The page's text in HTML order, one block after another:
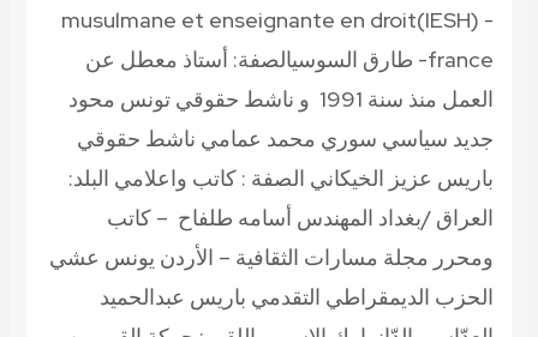
musulmane et enseignante en droit(IESH) -
france- طارق السوسيالصفة: أستاذ معطل عن
العمل منذ سنة 1991 و ناشط حقوقي تونس محود
جديد سياسي سوري محمد عمامي ناشط حقوقي
باريس عزيز الخيكاني الصفة : كاتب واعلامي البلد:
العراق /بغداد المهندس أسامه طلفاح – كاتب
ومحرر مجلة مسارات الثقافية – الأردن يونس عشي
الحزب الديمقراطي التقدمي باريس عبدالحميد